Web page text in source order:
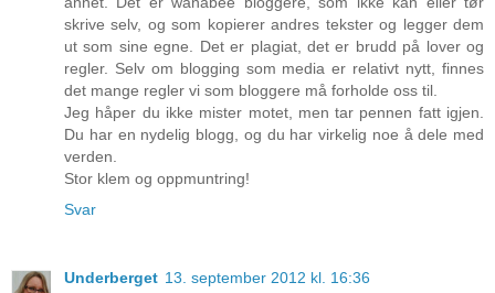
skrive selv, og som kopierer andres tekster og legger dem
ut som sine egne. Det er plagiat, det er brudd på lover og
regler. Selv om blogging som media er relativt nytt, finnes
det mange regler vi som bloggere må forholde oss til.
Jeg håper du ikke mister motet, men tar pennen fatt igjen.
Du har en nydelig blogg, og du har virkelig noe å dele med
verden.
Stor klem og oppmuntring!
Svar
Underberget 13. september 2012 kl. 16:36